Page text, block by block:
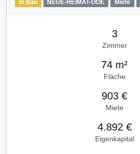
In Bau NEUE-HEIMAT-OOE Miete
3
Zimmer
74 m²
Fläche
903 €
Miete
4.892 €
Eigenkapital